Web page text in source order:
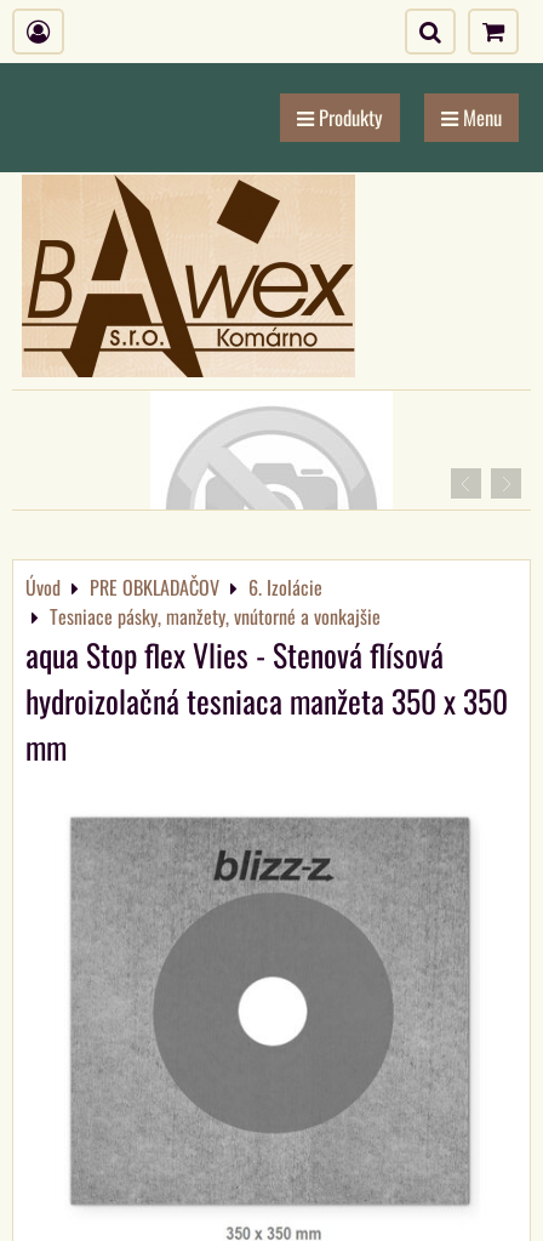
Produkty Menu
Úvod PRE OBKLADAČOV
6. Izolácie
Tesniace pásky, manžety, vnútorné a vonkajšie
aqua Stop flex Vlies - Stenová flísová
hydroizolačná tesniaca manžeta 350 x 350
mm